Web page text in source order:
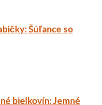
Šúľance so
bielkovín: Jemné